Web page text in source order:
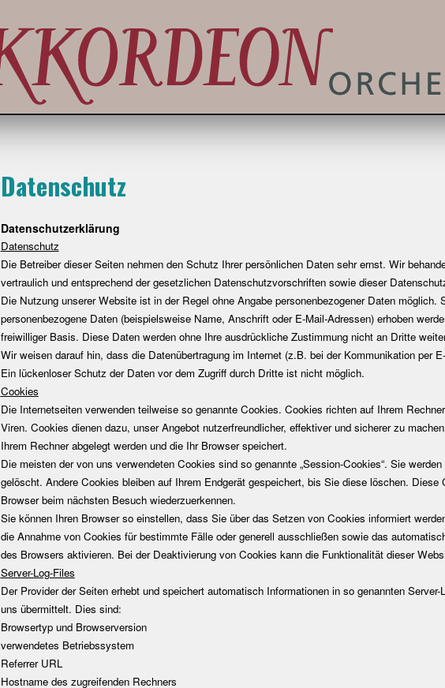
Datenschutz
Datenschutzerklärung
Datenschutz
Die Betreiber dieser Seiten nehmen den Schutz Ihrer persönlichen Daten sehr ernst. Wir
vertraulich und entsprechend der gesetzlichen Datenschutzvorschriften sowie dieser
Die Nutzung unserer Website ist in der Regel ohne Angabe personenbezogener Daten möglich.
personenbezogene Daten (beispielsweise Name, Anschrift oder E-Mail-Adressen) erhoben
freiwilliger Basis. Diese Daten werden ohne Ihre ausdrückliche Zustimmung nicht an Dritte
Wir weisen darauf hin, dass die Datenübertragung im Internet (z.B. bei der Kommunikation per
Ein lückenloser Schutz der Daten vor dem Zugriff durch Dritte ist nicht möglich.
Cookies
Die Internetseiten verwenden teilweise so genannte Cookies. Cookies richten auf Ihrem
Viren. Cookies dienen dazu, unser Angebot nutzerfreundlicher, effektiver und sicherer zu
Ihrem Rechner abgelegt werden und die Ihr Browser speichert.
Die meisten der von uns verwendeten Cookies sind so genannte „Session-Cookies“. Sie
gelöscht. Andere Cookies bleiben auf Ihrem Endgerät gespeichert, bis Sie diese löschen. Diese
Browser beim nächsten Besuch wiederzuerkennen.
Sie können Ihren Browser so einstellen, dass Sie über das Setzen von Cookies informiert
die Annahme von Cookies für bestimmte Fälle oder generell ausschließen sowie das
des Browsers aktivieren. Bei der Deaktivierung von Cookies kann die Funktionalität dieser
Server-Log-Files
Der Provider der Seiten erhebt und speichert automatisch Informationen in so genannten
uns übermittelt. Dies sind:
Browsertyp und Browserversion
verwendetes Betriebssystem
Referrer URL
Hostname des zugreifenden Rechners